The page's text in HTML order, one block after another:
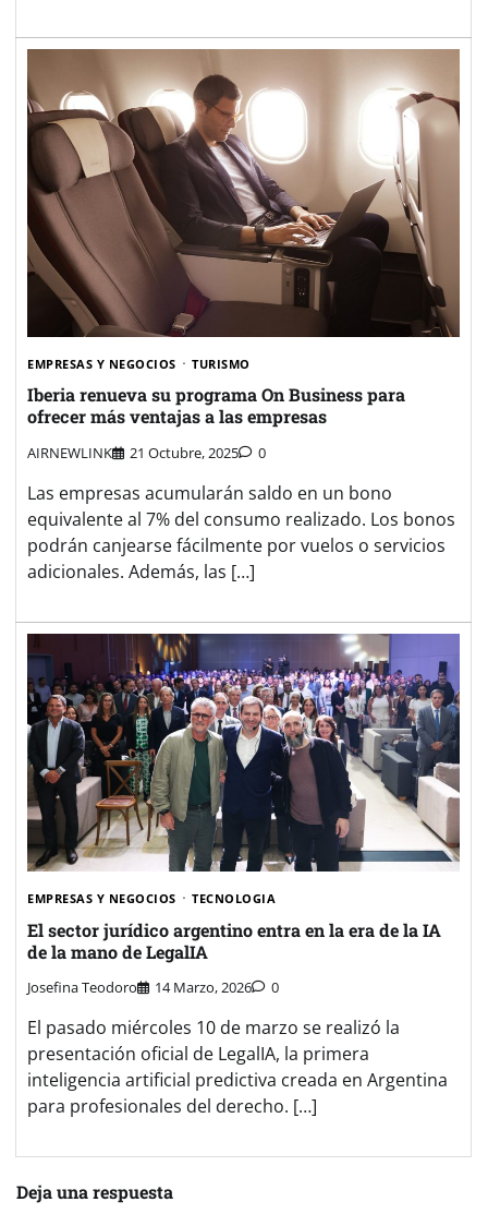
EMPRESAS Y NEGOCIOS TURISMO
Iberia renueva su programa On Business para
ofrecer más ventajas a las empresas
AIRNEWLINK 21 Octubre, 2025 0
Las empresas acumularán saldo en un bono
equivalente al 7% del consumo realizado. Los bonos
podrán canjearse fácilmente por vuelos o servicios
adicionales. Además, las […]
EMPRESAS Y NEGOCIOS TECNOLOGIA
El sector jurídico argentino entra en la era de la IA
de la mano de LegalIA
Josefina Teodoro 14 Marzo, 2026 0
El pasado miércoles 10 de marzo se realizó la
presentación oficial de LegalIA, la primera
inteligencia artificial predictiva creada en Argentina
para profesionales del derecho. […]
Deja una respuesta